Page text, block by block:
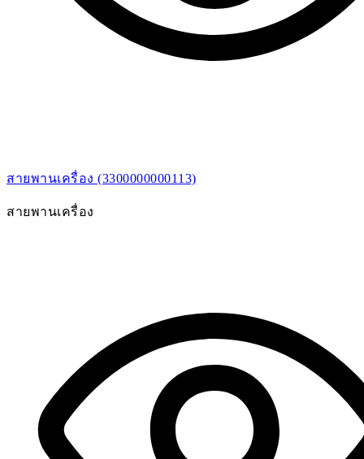
สายพานเครื่อง (3300000000113)
สายพานเครื่อง